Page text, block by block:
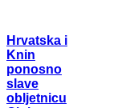
Hrvatska i
Knin
ponosno
slave
obljetnicu